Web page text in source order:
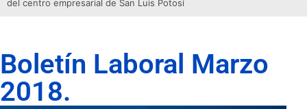
del centro empresarial de San Luis Potosí
Boletín Laboral Marzo
2018.